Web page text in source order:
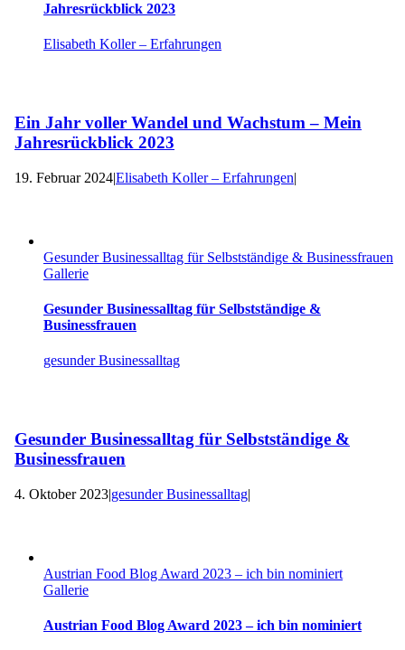
Jahresrückblick 2023
Elisabeth Koller – Erfahrungen
Ein Jahr voller Wandel und Wachstum – Mein
Jahresrückblick 2023
19. Februar 2024|Elisabeth Koller – Erfahrungen|
Gesunder Businessalltag für Selbstständige & Businessfrauen
Gallerie
Gesunder Businessalltag für Selbstständige &
Businessfrauen
gesunder Businessalltag
Gesunder Businessalltag für Selbstständige &
Businessfrauen
4. Oktober 2023|gesunder Businessalltag|
Austrian Food Blog Award 2023 – ich bin nominiert
Gallerie
Austrian Food Blog Award 2023 – ich bin nominiert